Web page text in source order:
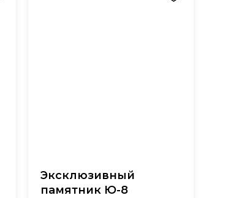
Эксклюзивный
памятник Ю-8